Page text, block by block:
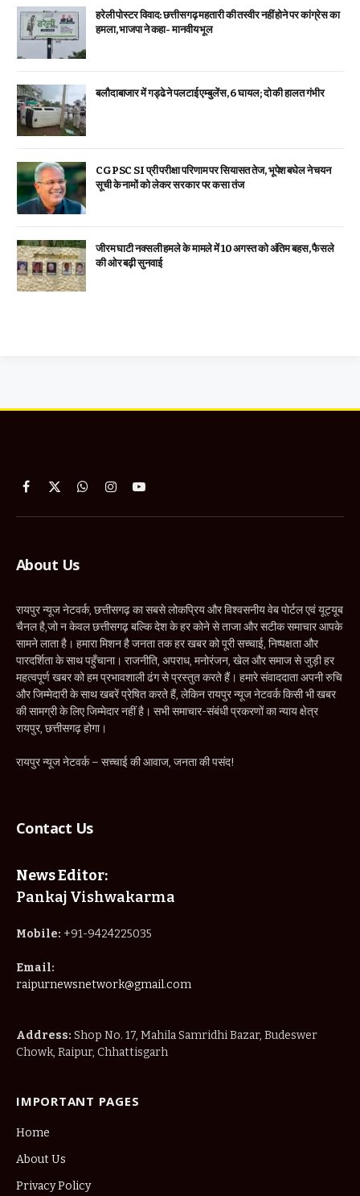
हरेली पोस्टर विवाद: छत्तीसगढ़ महतारी की तस्वीर नहीं होने पर कांग्रेस का
हमला, भाजपा ने कहा- मानवीय भूल
बलौदाबाजार में गड्ढे ने पलटाई एम्बुलेंस, 6 घायल; दो की हालत गंभीर
CGPSC SI प्री परीक्षा परिणाम पर सियासत तेज, भूपेश बघेल ने चयन
सूची के नामों को लेकर सरकार पर कसा तंज
जीरम घाटी नक्सली हमले के मामले में 10 अगस्त को अंतिम बहस, फैसले
की ओर बढ़ी सुनवाई
Facebook
X
WhatsApp
InstagramYouTube
About Us
रायपुर न्यूज नेटवर्क, छत्तीसगढ़ का सबसे लोकप्रिय और विश्वसनीय वेब पोर्टल एवं यूट्यूब
चैनल है,जो न केवल छत्तीसगढ़ बल्कि देश के हर कोने से ताजा और सटीक समाचार आपके
सामने लाता है। हमारा मिशन है जनता तक हर खबर को पूरी सच्चाई, निष्पक्षता और
पारदर्शिता के साथ पहुँचाना। राजनीति, अपराध, मनोरंजन, खेल और समाज से जुड़ी हर
महत्वपूर्ण खबर को हम प्रभावशाली ढंग से प्रस्तुत करते हैं। हमारे संवाददाता अपनी रुचि
और जिम्मेदारी के साथ खबरें प्रेषित करते हैं, लेकिन रायपुर न्यूज नेटवर्क किसी भी खबर
की सामग्री के लिए जिम्मेदार नहीं है। सभी समाचार-संबंधी प्रकरणों का न्याय क्षेत्र
रायपुर, छत्तीसगढ़ होगा।
रायपुर न्यूज नेटवर्क – सच्चाई की आवाज, जनता की पसंद!
Contact Us
News Editor:
Pankaj Vishwakarma
Mobile: +91-9424225035
Email:
raipurnewsnetwork@gmail.com
Address: Shop No. 17, Mahila Samridhi Bazar, Budeswer
Chowk, Raipur, Chhattisgarh
IMPORTANT PAGES
Home
About Us
Privacy Policy